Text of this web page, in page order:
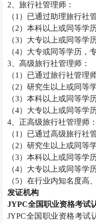
2 、旅行社管理师：
（1 ）已通过助理旅行社
（2）本科以上或同等学
（3）大专以上或同等学
（4）大专或同等学历，
3 、高级旅行社管理师：
（1 ）已通过旅行社管理
（2）研究生以上或同等
（3）本科以上或同等学
（4）大专以上或同等学
4 、正高级旅行社管理师：
（1 ）已通过高级旅行社
（2）研究生以上或同等
（3）本科以上或同等学
（4）大专以上或同等学
（5）在行业内知名度高
发证机构
JYPC全国职业资格考试
JYPC全国职业资格考试